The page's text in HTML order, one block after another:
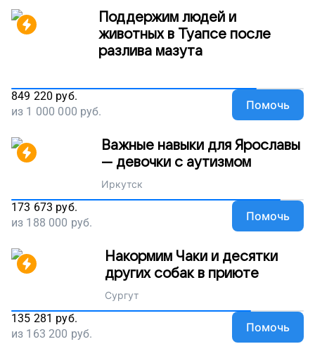
Поддержим людей и
животных в Туапсе после
разлива мазута
849 220 руб.
из 1 000 000 руб. Помочь
Важные навыки для Ярославы
— девочки с аутизмом
Иркутск
173 673 руб.
из 188 000 руб. Помочь
Накормим Чаки и десятки
других собак в приюте
Сургут
135 281 руб.
из 163 200 руб. Помочь